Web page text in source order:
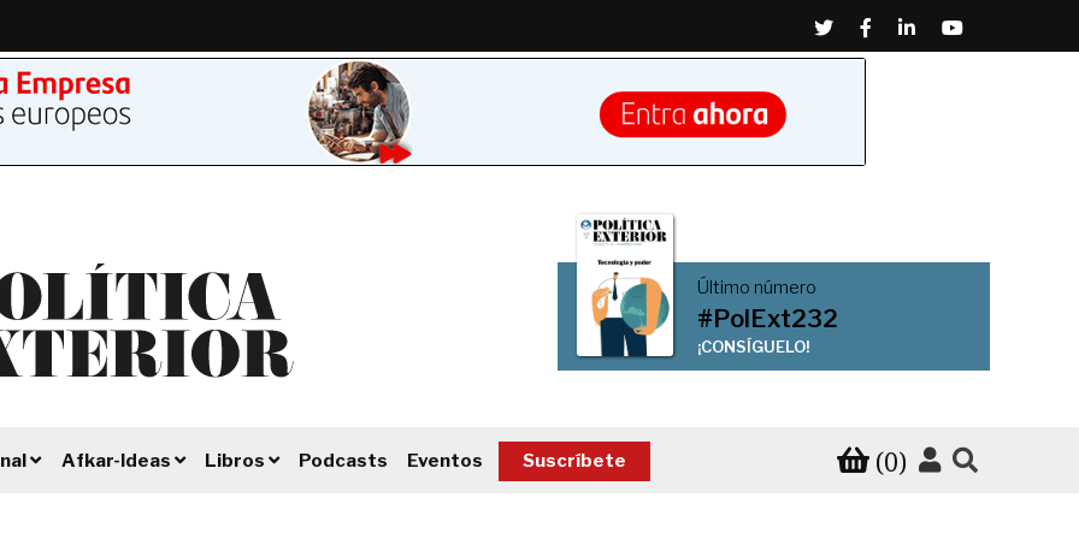
TwitterFacebook
LinkedinYoutube
Último número
#PolExt232
¡CONSÍGUELO!
Afkar-Ideas Libros Podcasts Eventos Suscríbete (0)